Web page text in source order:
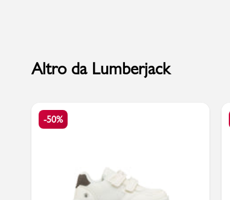
Altro da Lumberjack
-50%